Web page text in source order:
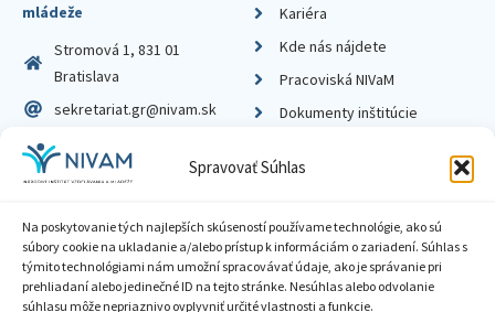
Spravovať Súhlas
Na poskytovanie tých najlepších skúseností používame technológie, ako sú
súbory cookie na ukladanie a/alebo prístup k informáciám o zariadení. Súhlas s
týmito technológiami nám umožní spracovávať údaje, ako je správanie pri
prehliadaní alebo jedinečné ID na tejto stránke. Nesúhlas alebo odvolanie
súhlasu môže nepriaznivo ovplyvniť určité vlastnosti a funkcie.
mládeže
Stromová 1, 831 01
Bratislava
sekretariat.gr@nivam.sk
IČO: 00164348
DIČ: 2020798714
Kariéra
Kde nás nájdete
Pracoviská NIVaM
Dokumenty inštitúcie
Zásady ochrany súkromia